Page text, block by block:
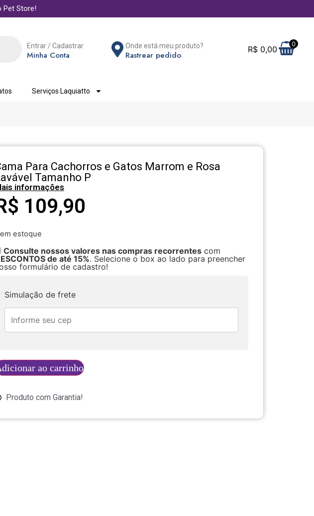
Pet Store!
Entrar / Cadastrar
Minha Conta
Onde está meu produto?
Rastrear pedido
R$ 0,00
0
Serviços Laquiatto
Para Cachorros e Gatos Marrom e Rosa
Tamanho P
informações
109,90
estoque
Consulte nossos valores nas compras recorrentes com
de até 15%. Selecione o box ao lado para preencher
formulário de cadastro!
Simulação de frete
ao carrinho
Produto com Garantia!